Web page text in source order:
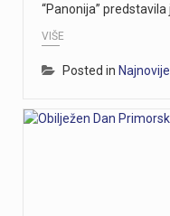
“Panonija” predstavila
VIŠE
Posted in Najnovije